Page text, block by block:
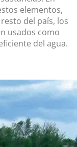
elementos,
resto del país, los
usados como
del agua.